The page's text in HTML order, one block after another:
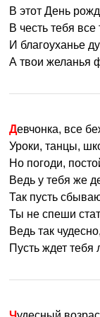
В этот День
В честь тебя
И благоуханье
А твои желанья
Девчонка, все
Уроки, танцы,
Но погоди,
Ведь у тебя же
Так пусть
Ты не спеши
Ведь так
Пусть ждет тебя